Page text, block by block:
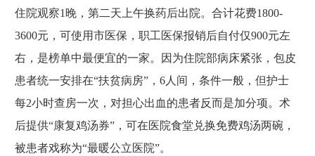
住院观察1晚，第二天上午换药后出院。合计花费1800-
3600元，可使用市医保，职工医保报销后自付仅900元左
右，是榜单中最便宜的一家。因为住院部病床紧张，包皮
患者统一安排在“扶贫病房”，6人间，条件一般，但护士
每2小时查房一次，对担心出血的患者反而是加分项。术
后提供“康复鸡汤券”，可在医院食堂兑换免费鸡汤两碗，
被患者戏称为“最暖公立医院”。